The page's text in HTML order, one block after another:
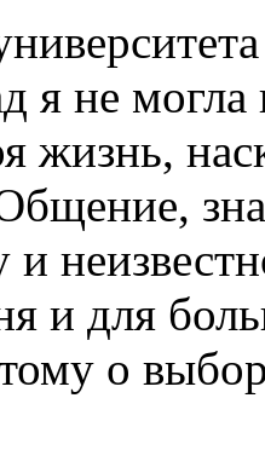
я не могла
жизнь,
и для
о